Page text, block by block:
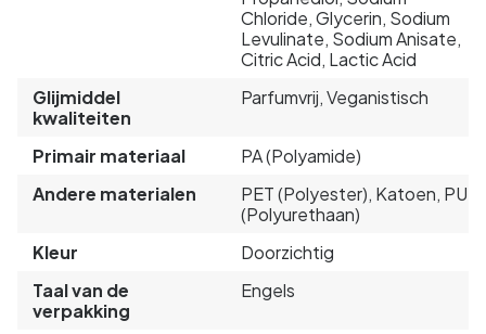
Chloride, Glycerin, Sodium
Levulinate, Sodium Anisate,
Citric Acid, Lactic Acid
Glijmiddel
kwaliteiten
Parfumvrij, Veganistisch
Primair materiaal
PA (Polyamide)
Andere materialen
PET (Polyester), Katoen, PU
(Polyurethaan)
Kleur
Doorzichtig
Taal van de
verpakking
Engels